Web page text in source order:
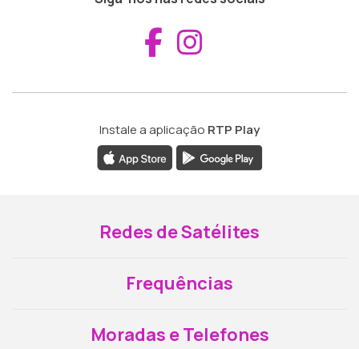
Aceder ao
Instale a aplicação RTP Play
Redes de Satélites
Frequências
Moradas e Telefones